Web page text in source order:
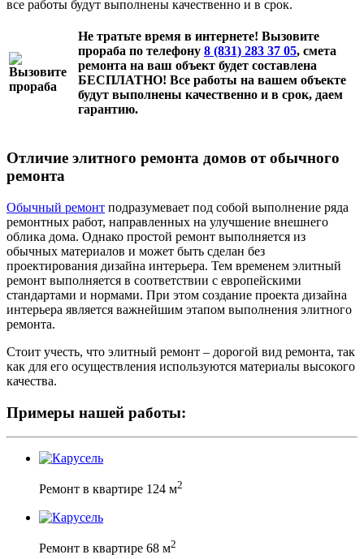
все работы будут выполнены качественно и в срок.
Не тратьте время в интернете! Вызовите
прораба по телефону 8 (831) 283 37 05, смета
ремонта на ваш объект будет составлена
БЕСПЛАТНО! Все работы на вашем объекте
будут выполнены качественно и в срок, даем
гарантию.
Отличие элитного ремонта домов от обычного
ремонта
Обычный ремонт подразумевает под собой выполнение ряда
ремонтных работ, направленных на улучшение внешнего
облика дома. Однако простой ремонт выполняется из
обычных материалов и может быть сделан без
проектирования дизайна интерьера. Тем временем элитный
ремонт выполняется в соответствии с европейскими
стандартами и нормами. При этом создание проекта дизайна
интерьера является важнейшим этапом выполнения элитного
ремонта.
Стоит учесть, что элитный ремонт – дорогой вид ремонта, так
как для его осуществления используются материалы высокого
качества.
Примеры нашей работы:
Ремонт в квартире 124 м2
Ремонт в квартире 68 м2